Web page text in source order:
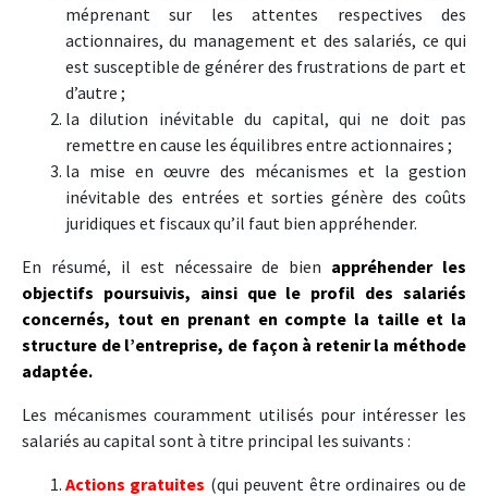
méprenant sur les attentes respectives des
actionnaires, du management et des salariés, ce qui
est susceptible de générer des frustrations de part et
d’autre ;
la dilution inévitable du capital, qui ne doit pas
remettre en cause les équilibres entre actionnaires ;
la mise en œuvre des mécanismes et la gestion
inévitable des entrées et sorties génère des coûts
juridiques et fiscaux qu’il faut bien appréhender.
En résumé, il est nécessaire de bien appréhender les
objectifs poursuivis, ainsi que le profil des salariés
concernés, tout en prenant en compte la taille et la
structure de l’entreprise, de façon à retenir la méthode
adaptée.
Les mécanismes couramment utilisés pour intéresser les
salariés au capital sont à titre principal les suivants :
Actions gratuites (qui peuvent être ordinaires ou de